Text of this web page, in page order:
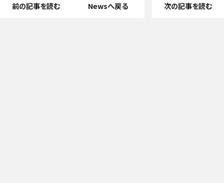
前の記事を読む Newsへ戻る 次の記事を読む